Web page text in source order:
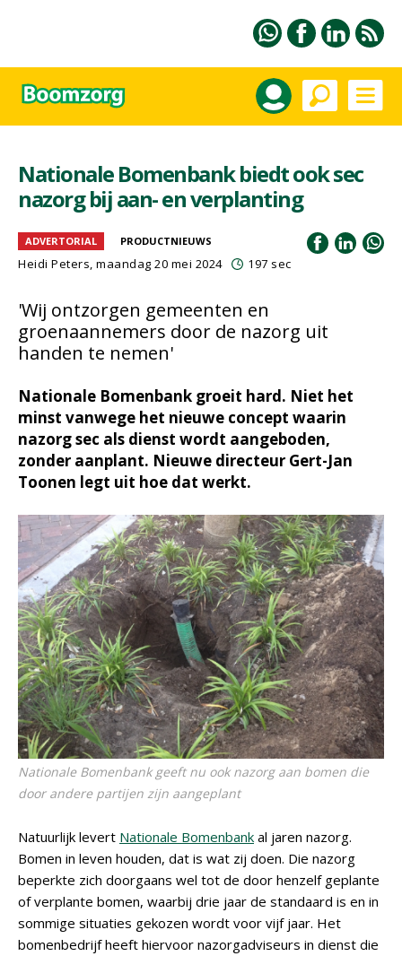
Nationale Bomenbank biedt ook sec
nazorg bij aan- en verplanting
ADVERTORIAL PRODUCTNIEUWS
Heidi Peters, maandag 20 mei 2024 197 sec
'Wij ontzorgen gemeenten en
groenaannemers door de nazorg uit
handen te nemen'
Nationale Bomenbank groeit hard. Niet het
minst vanwege het nieuwe concept waarin
nazorg sec als dienst wordt aangeboden,
zonder aanplant. Nieuwe directeur Gert-Jan
Toonen legt uit hoe dat werkt.
Nationale Bomenbank geeft nu ook nazorg aan bomen die
door andere partijen zijn aangeplant
Natuurlijk levert Nationale Bomenbank al jaren nazorg.
Bomen in leven houden, dat is wat zij doen. Die nazorg
beperkte zich doorgaans wel tot de door henzelf geplante
of verplante bomen, waarbij drie jaar de standaard is en in
sommige situaties gekozen wordt voor vijf jaar. Het
bomenbedrijf heeft hiervoor nazorgadviseurs in dienst die